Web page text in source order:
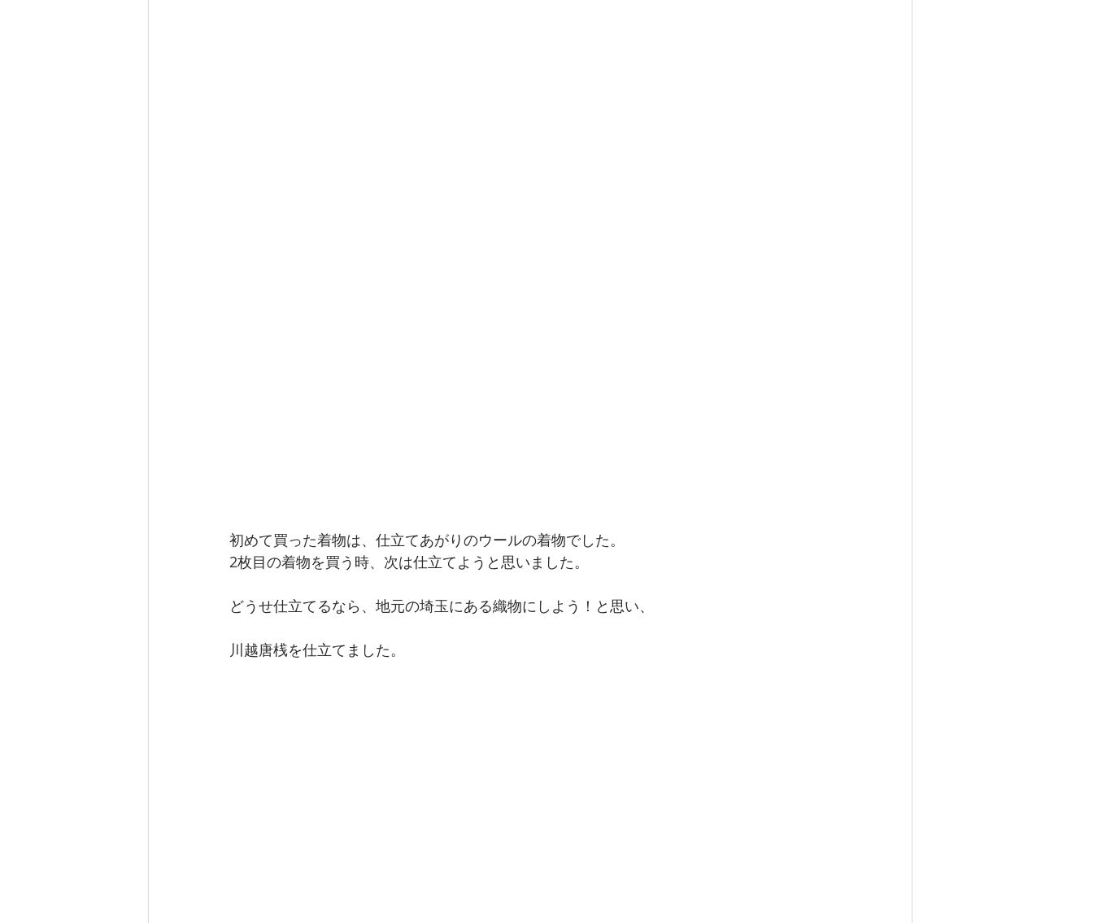
初めて買った着物は、仕立てあがりのウールの着物でした。
2枚目の着物を買う時、次は仕立てようと思いました。
どうせ仕立てるなら、地元の埼玉にある織物にしよう！と思い、
川越唐桟を仕立てました。